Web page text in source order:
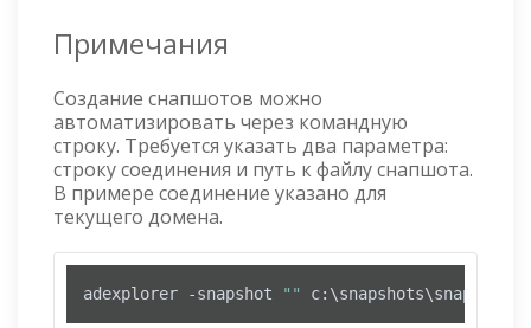
Примечания
Создание снапшотов можно
автоматизировать через командную
строку. Требуется указать два параметра:
строку соединения и путь к файлу снапшота.
В примере соединение указано для
текущего домена.
adexplorer -snapshot ""